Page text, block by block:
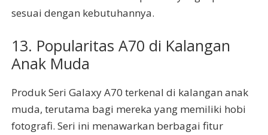
sesuai dengan kebutuhannya.
13. Popularitas A70 di Kalangan
Anak Muda
Produk Seri Galaxy A70 terkenal di kalangan anak
muda, terutama bagi mereka yang memiliki hobi
fotografi. Seri ini menawarkan berbagai fitur